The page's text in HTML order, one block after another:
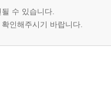
수 있습니다.
인해주시기 바랍니다.